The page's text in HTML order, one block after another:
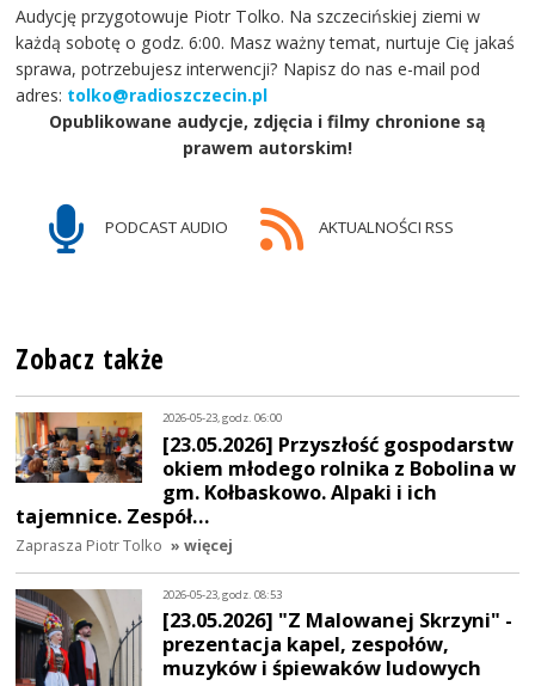
Audycję przygotowuje Piotr Tolko. Na szczecińskiej ziemi w
każdą sobotę o godz. 6:00. Masz ważny temat, nurtuje Cię jakaś
sprawa, potrzebujesz interwencji? Napisz do nas e-mail pod
adres: tolko@radioszczecin.pl
Opublikowane audycje, zdjęcia i filmy chronione są
prawem autorskim!
PODCAST AUDIO AKTUALNOŚCI RSS
Zobacz także
2026-05-23, godz. 06:00
[23.05.2026] Przyszłość gospodarstw
okiem młodego rolnika z Bobolina w
gm. Kołbaskowo. Alpaki i ich
tajemnice. Zespół…
Zaprasza Piotr Tolko » więcej
2026-05-23, godz. 08:53
[23.05.2026] "Z Malowanej Skrzyni" -
prezentacja kapel, zespołów,
muzyków i śpiewaków ludowych